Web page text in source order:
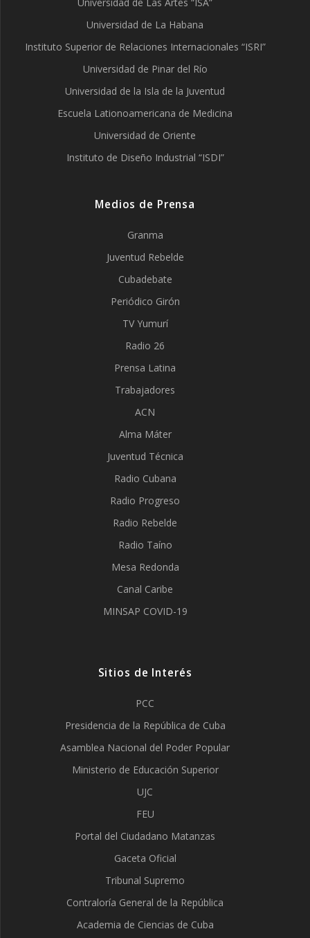
Universidad de La Habana
Instituto Superior de Relaciones Internacionales “ISRI”
Universidad de Pinar del Río
Universidad de la Isla de la Juventud
Escuela Lationoamericana de Medicina
Universidad de Oriente
Instituto de Diseño Industrial “ISDI”
Medios de Prensa
Granma
Juventud Rebelde
Cubadebate
Periódico Girón
TV Yumurí
Radio 26
Prensa Latina
Trabajadores
ACN
Alma Máter
Juventud Técnica
Radio Cubana
Radio Progreso
Radio Rebelde
Radio Taíno
Mesa Redonda
Canal Caribe
MINSAP COVID-19
Sitios de Interés
PCC
Presidencia de la República de Cuba
Asamblea Nacional del Poder Popular
Ministerio de Educación Superior
UJC
FEU
Portal del Ciudadano Matanzas
Gaceta Oficial
Tribunal Supremo
Contraloría General de la República
Academia de Ciencias de Cuba